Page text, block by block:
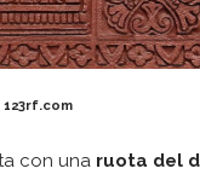
con una ruota del